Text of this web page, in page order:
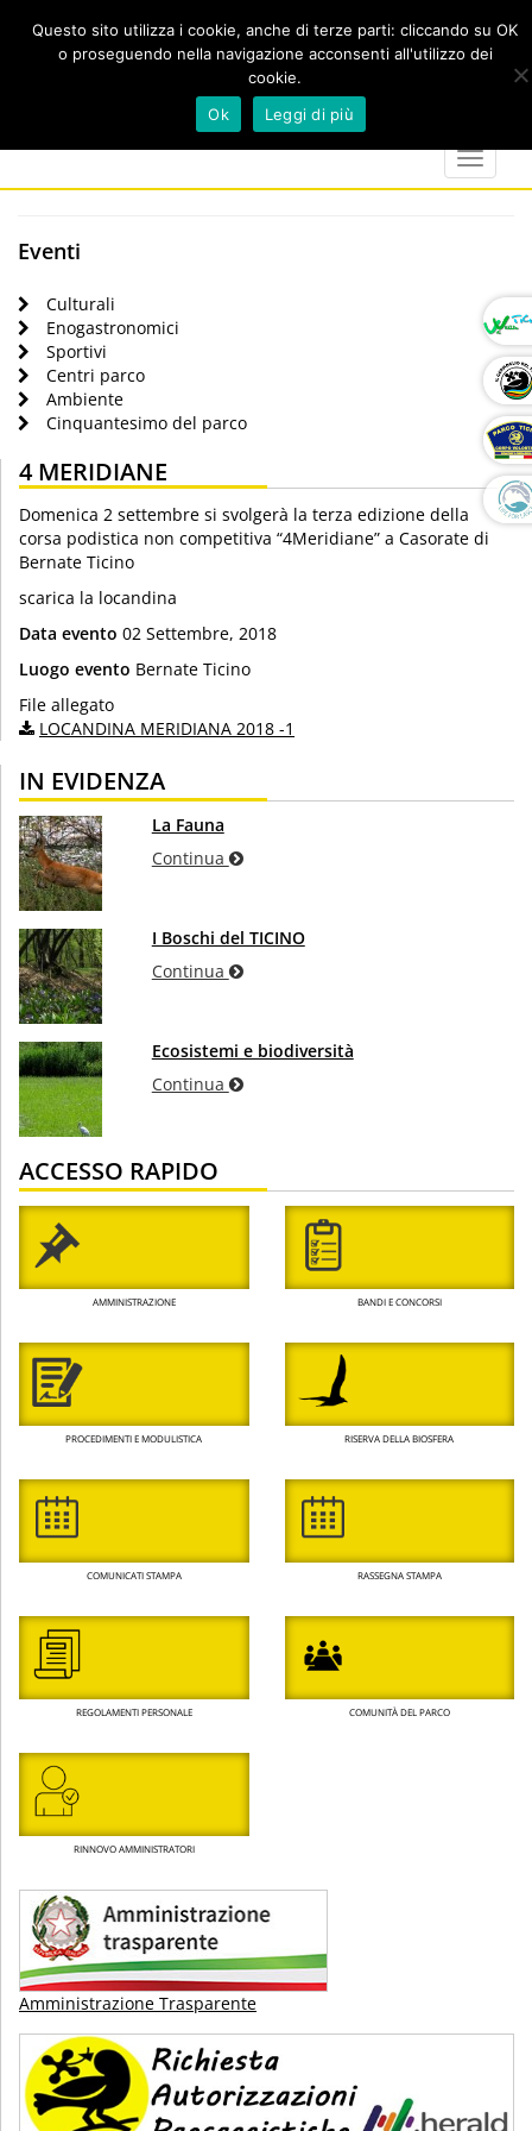
marker
calendar
Toggle
Eventi
Culturali
Enogastronomici
Sportivi
Centri parco
Ambiente
Cinquantesimo del parco
4 MERIDIANE
Domenica 2 settembre si svolgerà la terza edizione della
corsa podistica non competitiva “4Meridiane” a Casorate di
Bernate Ticino
scarica la locandina
Data evento 02 Settembre, 2018
Luogo evento Bernate Ticino
File allegato
LOCANDINA MERIDIANA 2018 -1
IN EVIDENZA
La Fauna
Continua
I Boschi del TICINO
Continua
Ecosistemi e biodiversità
Continua
ACCESSO RAPIDO
AMMINISTRAZIONE BANDI E CONCORSI
PROCEDIMENTI E MODULISTICA RISERVA DELLA BIOSFERA
COMUNICATI STAMPA RASSEGNA STAMPA
REGOLAMENTI PERSONALE COMUNITÀ DEL PARCO
RINNOVO AMMINISTRATORI
Amministrazione Trasparente
Questo sito utilizza i cookie, anche di terze parti: cliccando su OK
o proseguendo nella navigazione acconsenti all'utilizzo dei
cookie.
Ok
Leggi di più